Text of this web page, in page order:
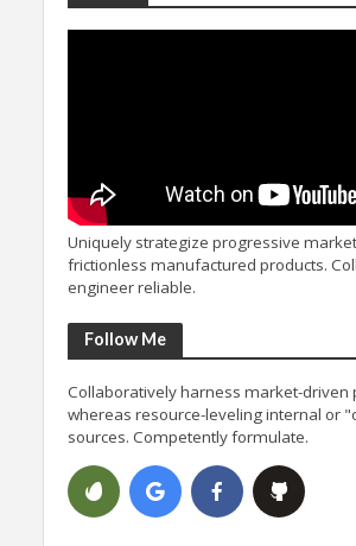
Uniquely strategize progressive
frictionless manufactured products.
engineer reliable.
Follow Me
Collaboratively harness market-driven
whereas resource-leveling internal or
sources. Competently formulate.